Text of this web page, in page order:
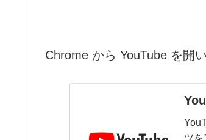
Chrome から YouTube を開
ツを